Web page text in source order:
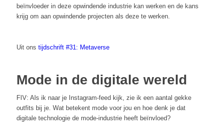
beïnvloeder in deze opwindende industrie kan werken en de kans
krijg om aan opwindende projecten als deze te werken.
Uit ons tijdschrift #31: Metaverse
Mode in de digitale wereld
FIV: Als ik naar je Instagram-feed kijk, zie ik een aantal gekke
outfits bij je. Wat betekent mode voor jou en hoe denk je dat
digitale technologie de mode-industrie heeft beïnvloed?